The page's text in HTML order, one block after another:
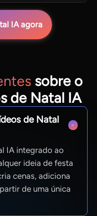
IA agora
sobre o
de Natal IA
de Natal
IA integrado ao
ideia de festa
cenas, adiciona
de uma única